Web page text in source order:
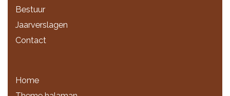
Bestuur
Jaarverslagen
Contact
Home